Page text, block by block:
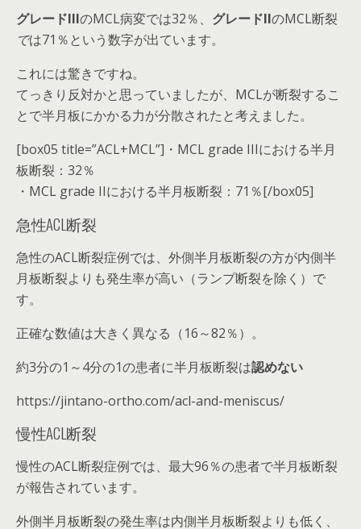
グレードIIIのMCL病変では32％、 グレードIIのMCL断裂
では71％という数字が出ています。
これには驚きですね。
てっきり反対かと思っていましたが、MCLが断裂するこ
とで半月板にかかる力が分散されたと考えました。
[box05 title=”ACL+MCL”]・MCL grade IIIにおける半月
板断裂：32％
・MCL grade IIにおける半月板断裂：71％[/box05]
急性ACL断裂
急性のACL断裂症例では、外側半月板断裂の方が内側半
月板断裂よりも発生率が高い（ランプ断裂を除く）で
す。
正確な数値は大きく異なる（16～82％）。
約3分の1～4分の1の患者に半月板断裂は認めない
https://jintano-ortho.com/acl-and-meniscus/
慢性ACL断裂
慢性のACL断裂症例では、最大96％の患者で半月板断裂
が報告されています。
外側半月板断裂の発生率は内側半月板断裂よりも低く、